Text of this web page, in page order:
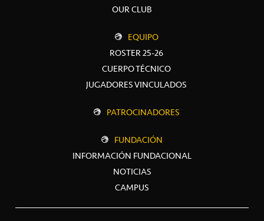
OUR CLUB
EQUIPO
ROSTER 25-26
CUERPO TÉCNICO
JUGADORES VINCULADOS
PATROCINADORES
FUNDACIÓN
INFORMACIÓN FUNDACIONAL
NOTICIAS
CAMPUS